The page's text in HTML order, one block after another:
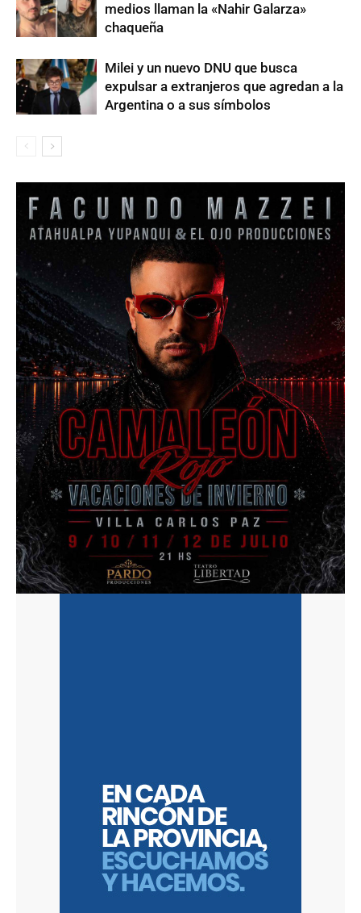
medios llaman la «Nahir Galarza»
chaqueña
Milei y un nuevo DNU que busca
expulsar a extranjeros que agredan a la
Argentina o a sus símbolos